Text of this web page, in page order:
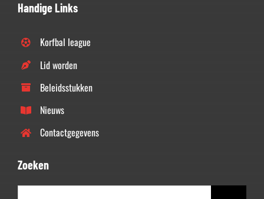
Handige Links
Korfbal league
Lid worden
Beleidsstukken
Nieuws
Contactgegevens
Zoeken